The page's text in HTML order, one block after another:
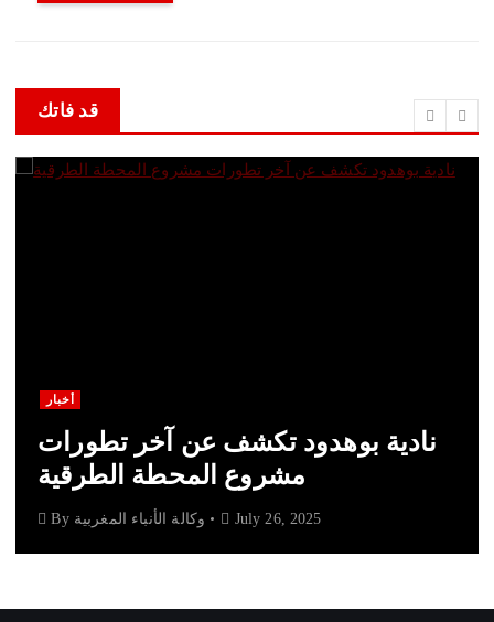
قد فاتك
أخبار
نادية بوهدود تكشف عن آخر تطورات
مشروع المحطة الطرقية
By وكالة الأنباء المغربية July 26, 2025